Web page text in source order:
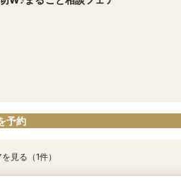
予約
見る（1件）